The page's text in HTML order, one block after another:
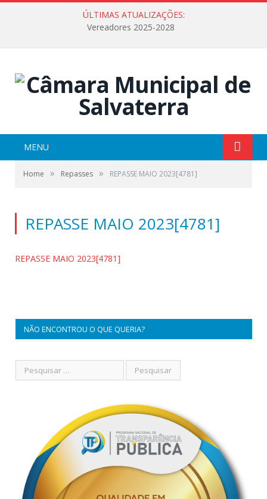
ÚLTIMAS ATUALIZAÇÕES:
Vereadores 2025-2028
MENU
Home » Repasses » REPASSE MAIO 2023[4781]
REPASSE MAIO 2023[4781]
REPASSE MAIO 2023[4781]
NÃO ENCONTROU O QUE QUERIA?